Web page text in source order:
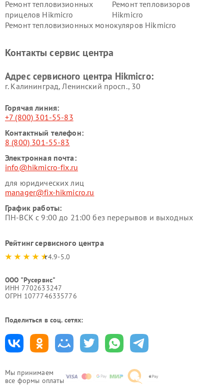
Мы принимаем
все формы оплаты
Ремонт тепловизионных
прицелов Hikmicro
Ремонт тепловизоров
Hikmicro
Ремонт тепловизионных монокуляров Hikmicro
Контакты сервис центра
Адрес сервисного центра Hikmicro:
г. Калининград, Ленинский просп., 30
Горячая линия:
+7 (800) 301-55-83
Контактный телефон:
8 (800) 301-55-83
Электронная почта:
info@hikmicro-fix.ru
для юридических лиц
manager@fix-hikmicro.ru
График работы:
ПН-ВСК с 9:00 до 21:00 без перерывов и выходных
Рейтинг сервисного центра
4.9-5.0
ООО "Русервис"
ИНН 7702633247
ОГРН 1077746335776
Поделиться в соц. сетях: